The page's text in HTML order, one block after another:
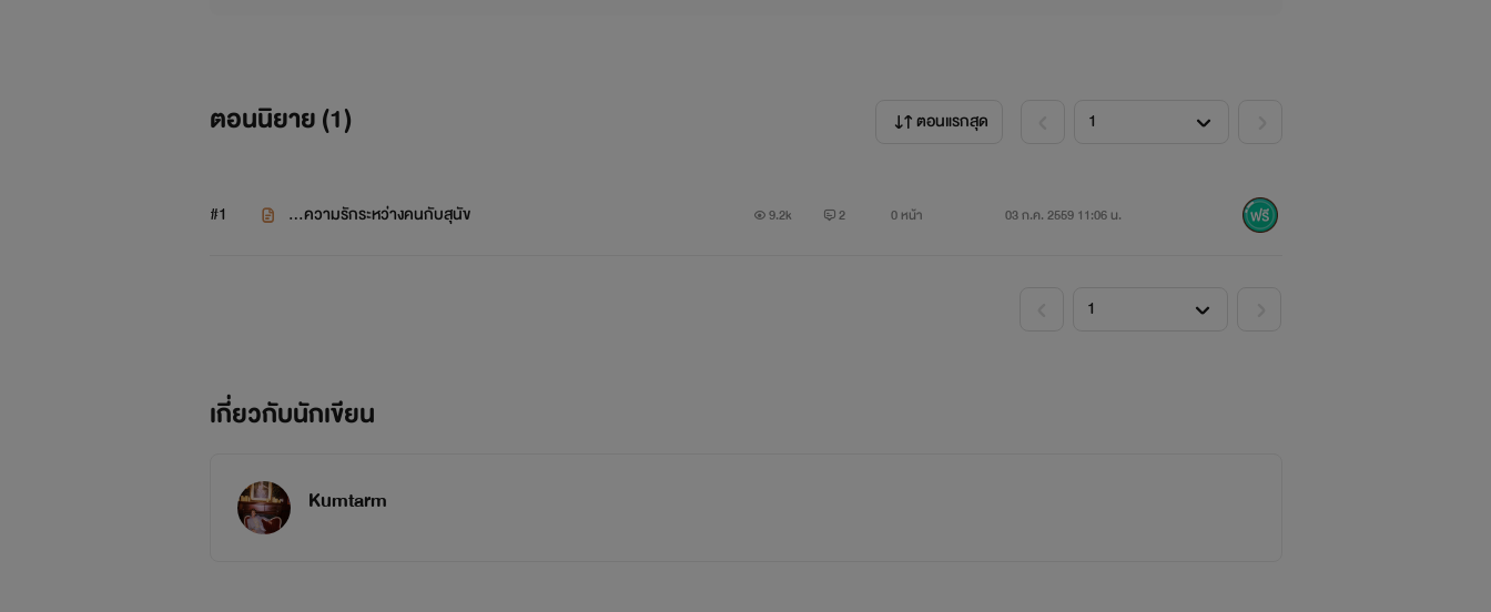
ตอนนิยาย (1) ตอนแรกสุด
#1 ...ความรักระหว่างคนกับสุนัข 9.2k 2 0 หน้า 03 ก.ค. 2559 11:06 น.
เกี่ยวกับนักเขียน
Kumtarm